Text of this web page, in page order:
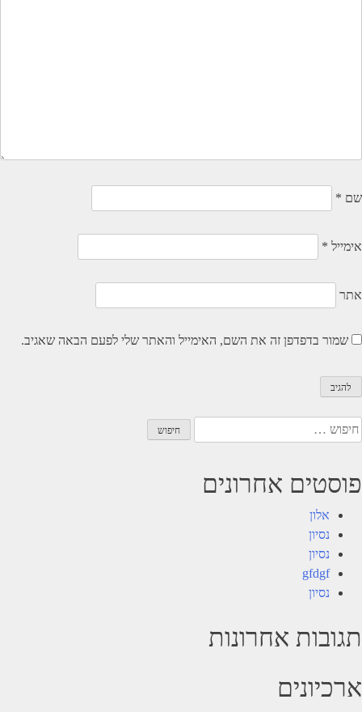
שם *
אימייל *
אתר
שמור בדפדפן זה את השם, האימייל והאתר שלי לפעם הבאה שאגיב.
חיפוש:
פוסטים אחרונים
אלון
נסיון
נסיון
gfdgf
נסיון
תגובות אחרונות
ארכיונים